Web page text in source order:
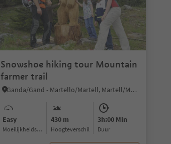
Snowshoe hiking tour Mountain
farmer trail
Ganda/Gand - Martello/Martell, Martell/Martello, Vinschgau/Val Venosta
Easy
Moeilijkheidsgraad
430 m
Hoogteverschil
3h:00 Min
Duur